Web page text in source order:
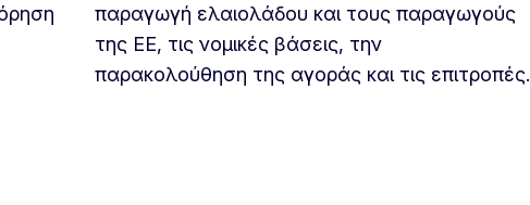
παραγωγή ελαιολάδου και τους παραγωγούς
της ΕΕ, τις νομικές βάσεις, την
παρακολούθηση της αγοράς και τις επιτροπές.